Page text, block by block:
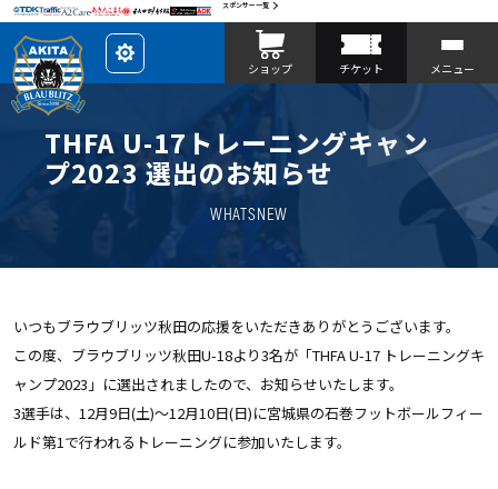
スポンサー一覧
レ
イ
ア
を
カ
ス
タ
マ
ショップ チケット メニュー
THFA U-17トレーニングキャン
プ2023 選出のお知らせ
WHATSNEW
いつもブラウブリッツ秋田の応援をいただきありがとうございます。
この度、ブラウブリッツ秋田U-18より3名が「THFA U-17 トレーニングキ
ャンプ2023」に選出されましたので、お知らせいたします。
3選手は、12月9日(土)～12月10日(日)に宮城県の石巻フットボールフィー
ルド第1で行われるトレーニングに参加いたします。